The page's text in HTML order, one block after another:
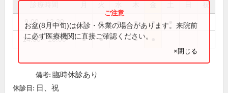
祝
9:00～12:30 ● ● ● ● ●
14:30～18:00 ● ● ●
お盆(8月中旬)は休診・休業の場合があります。来院前
に必ず医療機関に直接ご確認ください。
×閉じる
備考: 臨時休診あり
休診日: 日、祝